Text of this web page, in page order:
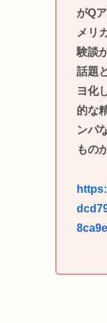
がQ
メリ
験談
話題
ヨ化
的な
ンパ
もの